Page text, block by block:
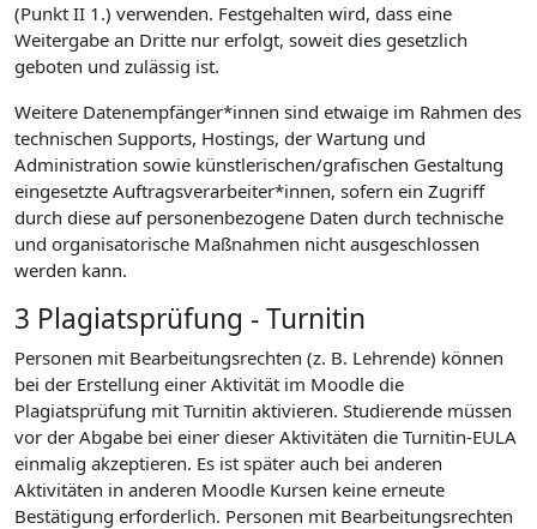
(Punkt II 1.) verwenden. Festgehalten wird, dass eine
Weitergabe an Dritte nur erfolgt, soweit dies gesetzlich
geboten und zulässig ist.
Weitere Datenempfänger*innen sind etwaige im Rahmen des
technischen Supports, Hostings, der Wartung und
Administration sowie künstlerischen/grafischen Gestaltung
eingesetzte Auftragsverarbeiter*innen, sofern ein Zugriff
durch diese auf personenbezogene Daten durch technische
und organisatorische Maßnahmen nicht ausgeschlossen
werden kann.
3 Plagiatsprüfung - Turnitin
Personen mit Bearbeitungsrechten (z. B. Lehrende) können
bei der Erstellung einer Aktivität im Moodle die
Plagiatsprüfung mit Turnitin aktivieren. Studierende müssen
vor der Abgabe bei einer dieser Aktivitäten die Turnitin-EULA
einmalig akzeptieren. Es ist später auch bei anderen
Aktivitäten in anderen Moodle Kursen keine erneute
Bestätigung erforderlich. Personen mit Bearbeitungsrechten